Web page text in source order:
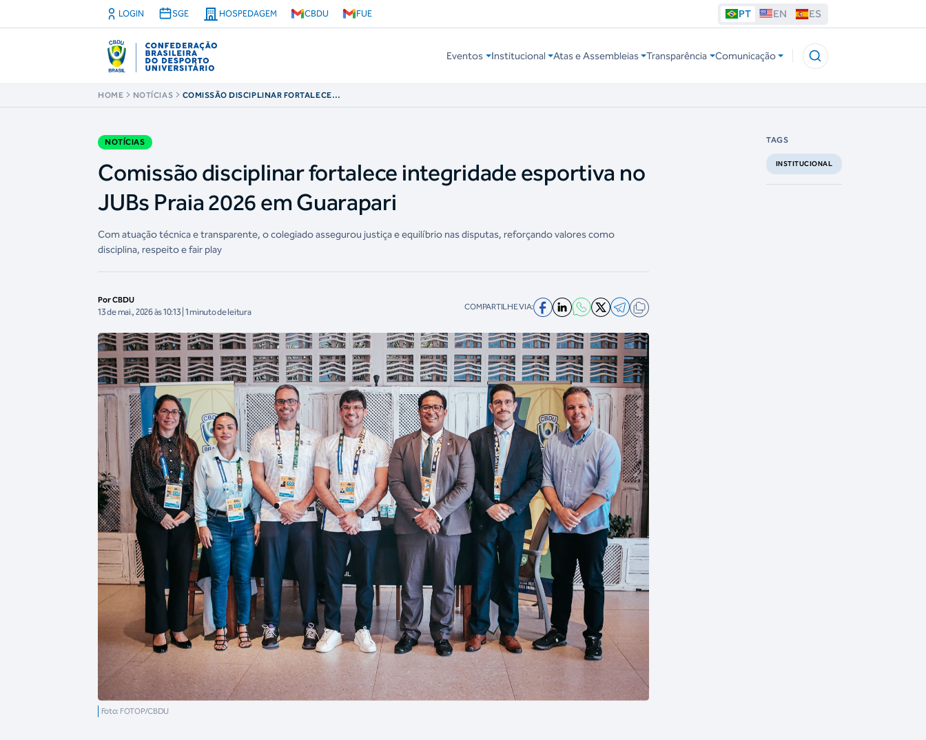
LOGIN SGE HOSPEDAGEM CBDU FUE PT EN ES
Eventos Institucional Atas e Assembleias Transparência Comunicação
HOME NOTÍCIAS
COMISSÃO DISCIPLINAR FORTALECE
NOTÍCIAS
Comissão disciplinar fortalece integridade esportiva no
JUBs Praia 2026 em Guarapari
Com atuação técnica e transparente, o colegiado assegurou justiça e equilíbrio nas disputas, reforçando valores como
disciplina, respeito e fair play
Por CBDU
13 de mai., 2026 às 10:13 | 1 minuto de leitura COMPARTILHE VIA:
Foto: FOTOP/CBDU
TAGS
INSTITUCIONAL